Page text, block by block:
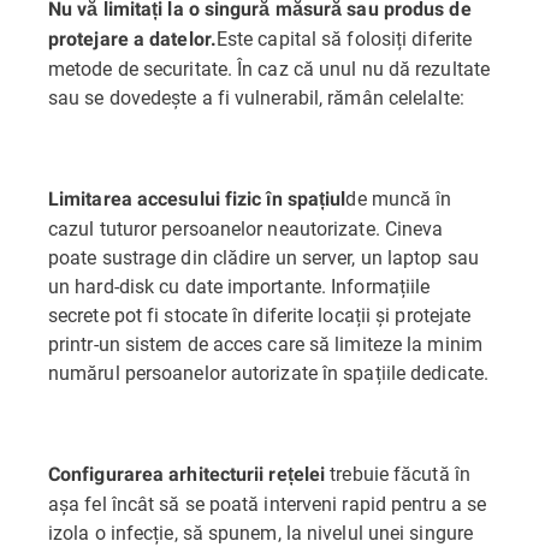
Nu vă limitați la o singură măsură sau produs de
protejare a datelor.Este capital să folosiți diferite
metode de securitate. În caz că unul nu dă rezultate
sau se dovedește a fi vulnerabil, rămân celelalte:
Limitarea accesului fizic în spațiulde muncă în
cazul tuturor persoanelor neautorizate. Cineva
poate sustrage din clădire un server, un laptop sau
un hard-disk cu date importante. Informațiile
secrete pot fi stocate în diferite locații și protejate
printr-un sistem de acces care să limiteze la minim
numărul persoanelor autorizate în spațiile dedicate.
Configurarea arhitecturii rețeleitrebuie făcută în
așa fel încât să se poată interveni rapid pentru a se
izola o infecție, să spunem, la nivelul unei singure